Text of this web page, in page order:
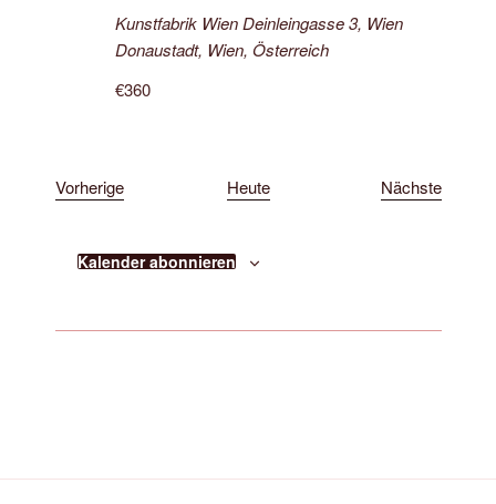
Kunstfabrik Wien Deinleingasse 3, Wien
Donaustadt, Wien, Österreich
€360
VorherigeV
a
n
Heute NächsteV
n
Kalender abonnieren